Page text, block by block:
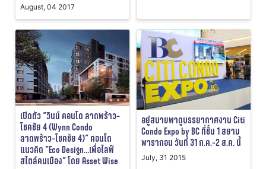
August, 04 2017
เปิดตัว “วินน์ คอนโด ลาดพร้าว-
โชคชัย 4 (Wynn Condo
ลาดพร้าว-โชคชัย 4)” คอนโด
แนวคิด “Eco Design…เพื่อไลฟ์
สไตล์คนเมือง” โดย Asset Wise
อยู่สบายพาดูบรรยากาศงาน Citi
Condo Expo by BC ที่ชั้น 1 สยาม
พารากอน วันที่ 31 ก.ค.-2 ส.ค. นี้
July, 31 2015